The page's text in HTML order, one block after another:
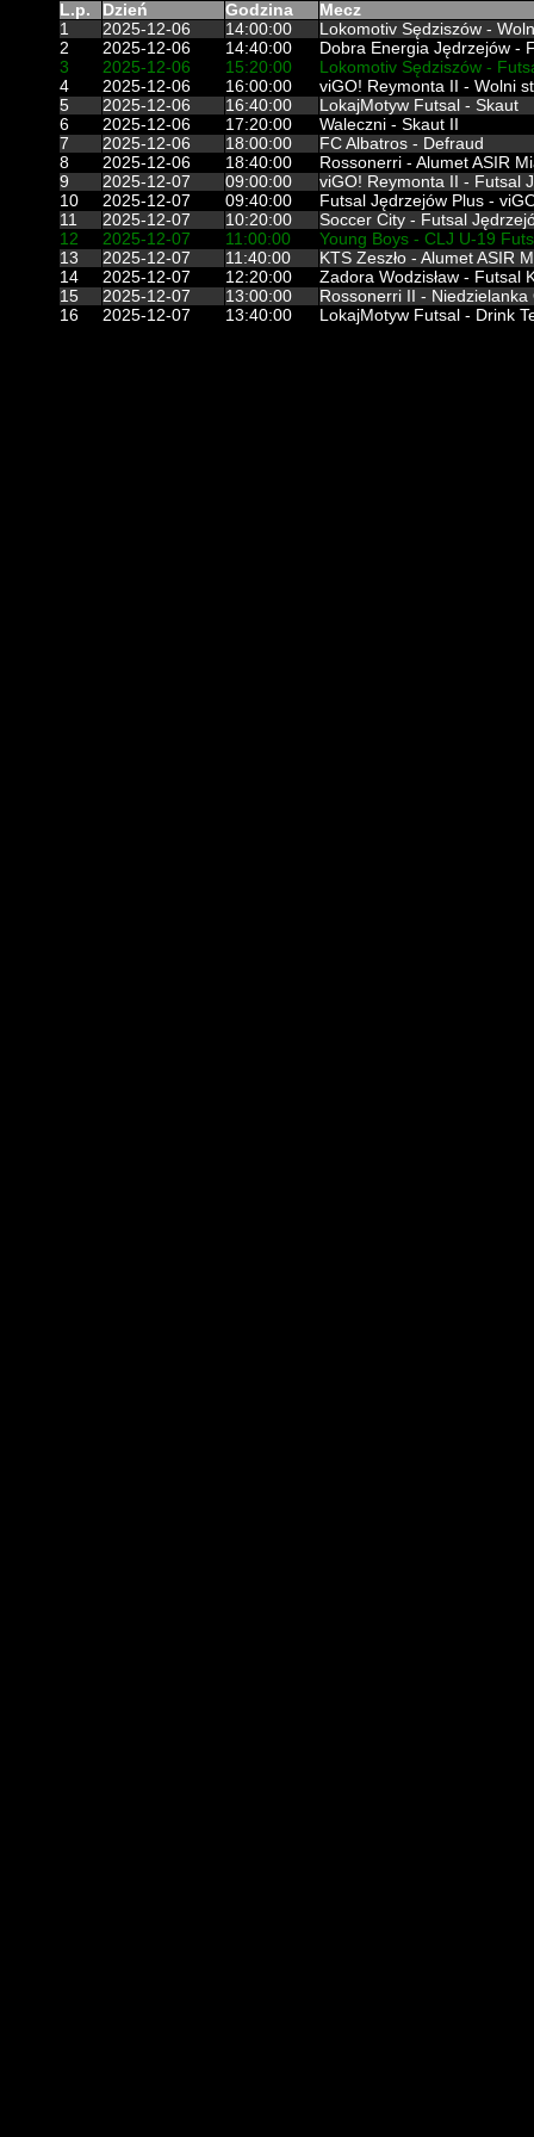
L.p. Dzień Godzina
Mecz
1
2025-12-06 14:00:00
Lokomotiv Sędziszów -
2
2025-12-06 14:40:00
Dobra Energia Jędrzejów -
3
2025-12-06 15:20:00
Lokomotiv Sędziszów -
4
2025-12-06 16:00:00
viGO! Reymonta II - Wolni
5
2025-12-06 16:40:00
LokajMotyw Futsal - Skaut
6
2025-12-06 17:20:00
Waleczni - Skaut II
7
2025-12-06 18:00:00
FC Albatros - Defraud
8
2025-12-06 18:40:00
Rossonerri - Alumet ASIR
9
2025-12-07 09:00:00
viGO! Reymonta II - Futsal
10
2025-12-07 09:40:00
Futsal Jędrzejów Plus -
11
2025-12-07 10:20:00
Soccer City - Futsal
12
2025-12-07 11:00:00
Young Boys - CLJ U-19
13
2025-12-07 11:40:00
KTS Zeszło - Alumet ASIR
14
2025-12-07 12:20:00
Zadora Wodzisław - Futsal
15
2025-12-07 13:00:00
Rossonerri II - Niedzielanka
16
2025-12-07 13:40:00 LokajMotyw Futsal - Drink